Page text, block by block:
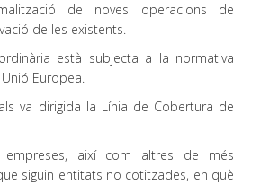
de noves operacions de
de les existents.
està subjecta a la normativa
Unió Europea.
va dirigida la Línia de Cobertura de
així com altres de més
siguin entitats no cotitzades, en què